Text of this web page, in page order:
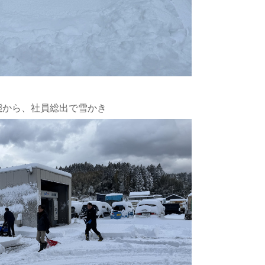
ら、社員総出で雪かき